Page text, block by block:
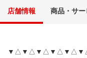
店舗情報 商品・サー